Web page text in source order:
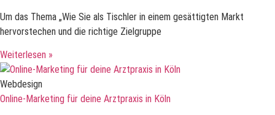
Um das Thema „Wie Sie als Tischler in einem gesättigten Markt
hervorstechen und die richtige Zielgruppe
Weiterlesen »
Webdesign
Online-Marketing für deine Arztpraxis in Köln